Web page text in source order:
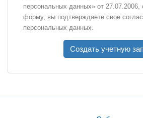
персональных данных» от 27.07.2006,
форму, вы подтверждаете свое
персональных данных.
Создать учетную